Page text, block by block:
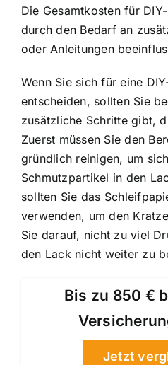
Die Gesamtkosten für
durch den Bedarf an
oder Anleitungen
Wenn Sie sich für eine
entscheiden, sollten Sie
zusätzliche Schritte gibt,
Zuerst müssen Sie den
gründlich reinigen, um
Schmutzpartikel in den
sollten Sie das
verwenden, um den
Sie darauf, nicht zu viel
den Lack nicht weiter zu
Bis zu 850 €
Jetzt